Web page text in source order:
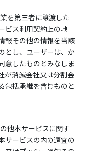
を第三者に譲渡した
ビス利用契約上の地
報その他の情報を当該
とし、ユーザーは、か
意したものとみなしま
が消滅会社又は分割会
包括承継を含むものと
他本サービスに関す
サービスの内の適宜の